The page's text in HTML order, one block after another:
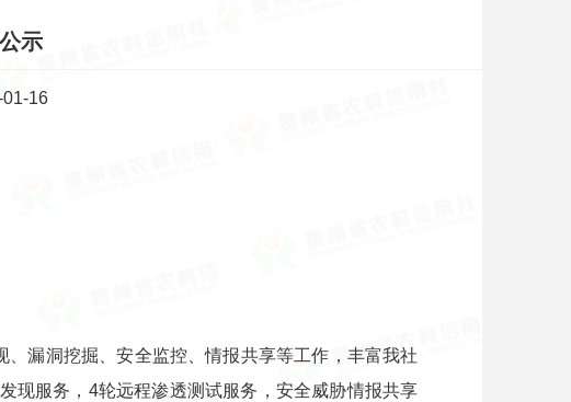
示
16
漏洞挖掘、安全监控、情报共享等工作，丰富我社
现服务，4轮远程渗透测试服务，安全威胁情报共享